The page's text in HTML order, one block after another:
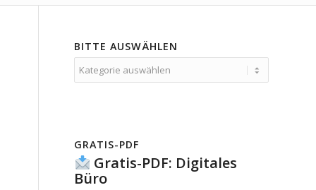
BITTE AUSWÄHLEN
auswählen
GRATIS-PDF
Gratis-PDF: Digitales
Büro